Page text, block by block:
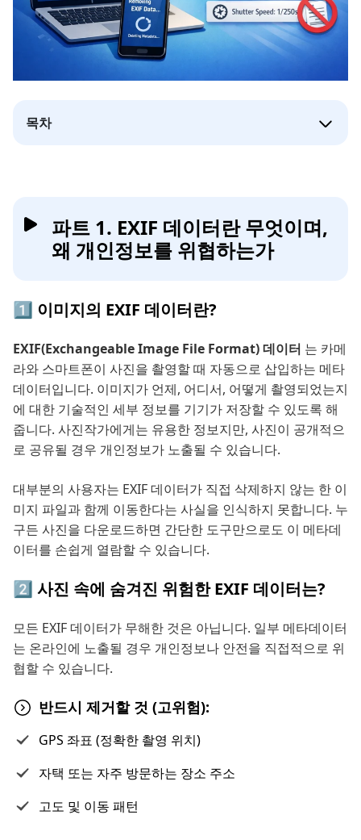
목차
파트 1. EXIF 데이터란 무엇이며,
왜 개인정보를 위협하는가
1️⃣ 이미지의 EXIF 데이터란?
EXIF(Exchangeable Image File Format) 데이터 는 카메
라와 스마트폰이 사진을 촬영할 때 자동으로 삽입하는 메타
데이터입니다. 이미지가 언제, 어디서, 어떻게 촬영되었는지
에 대한 기술적인 세부 정보를 기기가 저장할 수 있도록 해
줍니다. 사진작가에게는 유용한 정보지만, 사진이 공개적으
로 공유될 경우 개인정보가 노출될 수 있습니다.
대부분의 사용자는 EXIF 데이터가 직접 삭제하지 않는 한 이
미지 파일과 함께 이동한다는 사실을 인식하지 못합니다. 누
구든 사진을 다운로드하면 간단한 도구만으로도 이 메타데
이터를 손쉽게 열람할 수 있습니다.
2️⃣ 사진 속에 숨겨진 위험한 EXIF 데이터는?
모든 EXIF 데이터가 무해한 것은 아닙니다. 일부 메타데이터
는 온라인에 노출될 경우 개인정보나 안전을 직접적으로 위
협할 수 있습니다.
반드시 제거할 것 (고위험):
GPS 좌표 (정확한 촬영 위치)
자택 또는 자주 방문하는 장소 주소
고도 및 이동 패턴